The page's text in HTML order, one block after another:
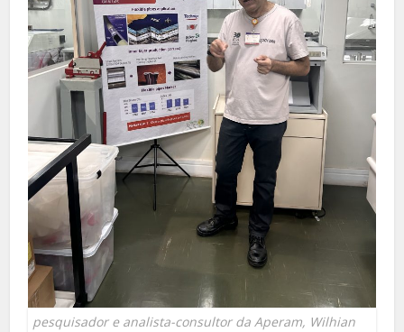
pesquisador e analista-consultor da Aperam, Wilhian